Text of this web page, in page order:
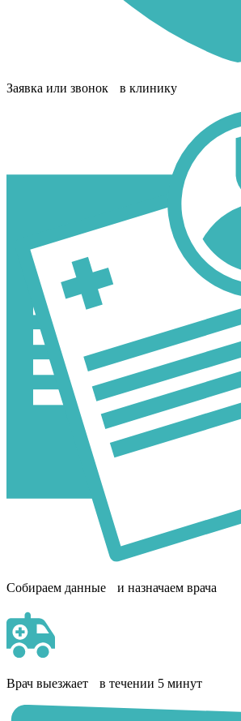
Заявка или звонок в клинику
Собираем данные и назначаем врача
Врач выезжает в течении 5 минут